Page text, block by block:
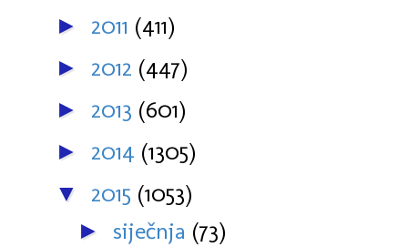
► 2011 (411)
► 2012 (447)
► 2013 (601)
► 2014 (1305)
▼ 2015 (1053)
► siječnja (73)